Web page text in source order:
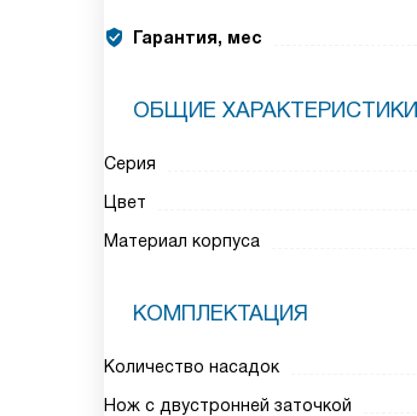
Гарантия, мес
ОБЩИЕ ХАРАКТЕРИСТИКИ
Серия
Цвет
Материал корпуса
КОМПЛЕКТАЦИЯ
Количество насадок
Нож с двустронней заточкой